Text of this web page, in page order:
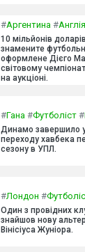
#Аргентина #Англія
10 мільйонів
знамените
оформлене Дієго
світовому
на аукціоні.
#Гана #Футболіст #
Динамо завершило
переходу хавбека
сезону в УПЛ.
#Лондон #
Один з провідних
знайшов нову
Вінісіуса Жуніора.